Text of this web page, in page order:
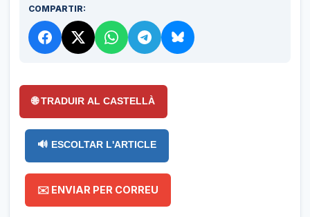
COMPARTIR:
🌐 TRADUIR AL CASTELLÀ
🔊 ESCOLTAR L'ARTICLE
✉️ ENVIAR PER CORREU